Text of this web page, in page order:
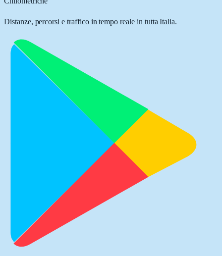
Distanze, percorsi e traffico in tempo reale in tutta Italia.